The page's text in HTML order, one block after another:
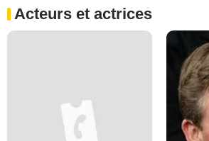
Acteurs et actrices